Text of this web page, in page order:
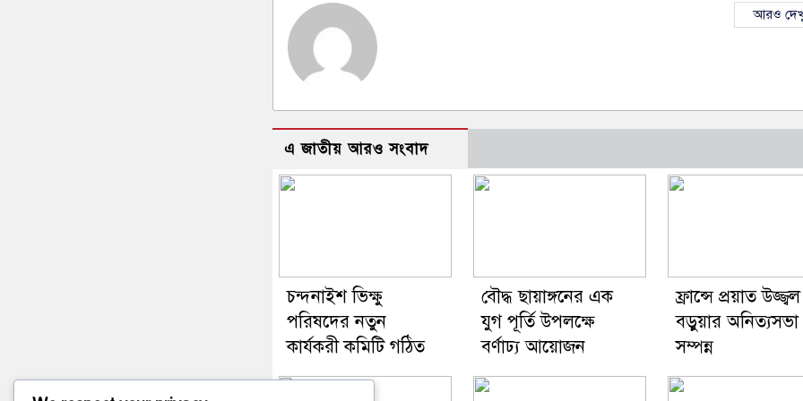
আরও
এ জাতীয় আরও সংবাদ
চন্দনাইশ ভিক্ষু
পরিষদের নতুন
কার্যকরী কমিটি গঠিত
বৌদ্ধ ছায়াঙ্গনের এক
যুগ পূর্তি উপলক্ষে
বর্ণাঢ্য আয়োজন
ফ্রান্সে প্রয়াত উজ্জ্বল
বড়ুয়ার অনিত্যসভা
সম্পন্ন